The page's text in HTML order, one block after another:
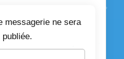
messagerie ne sera
publiée.